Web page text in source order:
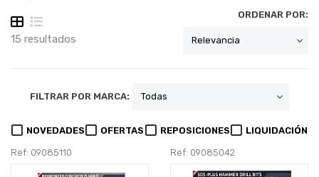
15 resultados
ORDENAR POR:
FILTRAR POR MARCA:
NOVEDADES OFERTAS REPOSICIONES LIQUIDACIÓN
Ref: 09085110 Ref: 09085042